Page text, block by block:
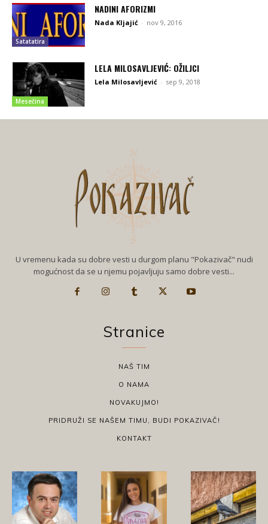
Satatatira
NADINI AFORIZMI
Nada Kljajić - nov 9, 2016
Mesečina
LELA MILOSAVLJEVIĆ: OŽILJCI
Lela Milosavljević - sep 9, 2018
U vremenu kada su dobre vesti u durgom planu "Pokazivač" nudi
mogućnost da se u njemu pojavljuju samo dobre vesti...
Stranice
NAŠ TIM
O NAMA
NOVAKUJMO!
PRIDRUŽI SE NAŠEM TIMU, BUDI POKAZIVAČ!
KONTAKT